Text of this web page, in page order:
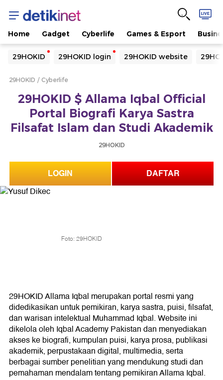
Home Gadget Cyberlife Games & Esport
29HOKID 29HOKID login 29HOKID website
Yang sedang ramai dicari
Loading...
Loading...
29HOKID Cyberlife
29HOKID $ Allama Iqbal Official
Portal Biografi Karya Sastra
Filsafat Islam dan Studi Akademik
29HOKID
LOGIN DAFTAR
Foto: 29HOKID
29HOKID Allama Iqbal merupakan portal resmi yang
didedikasikan untuk pemikiran, karya sastra, puisi, filsafat,
dan warisan intelektual Muhammad Iqbal. Website ini
dikelola oleh Iqbal Academy Pakistan dan menyediakan
akses ke biografi, kumpulan puisi, karya prosa, publikasi
akademik, perpustakaan digital, multimedia, serta
berbagai sumber penelitian yang mendukung studi dan
pemahaman mendalam tentang pemikiran Allama Iqbal.